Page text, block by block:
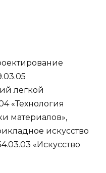
легкой
«Технология
материалов»,
искусство
«Искусство